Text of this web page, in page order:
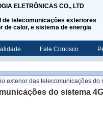
ELETRÔNICAS CO., LTD
de telecomunicações exteriores
de calor, e sistema de energia
Fale Conosco
exterior das telecomunicações
do sistema